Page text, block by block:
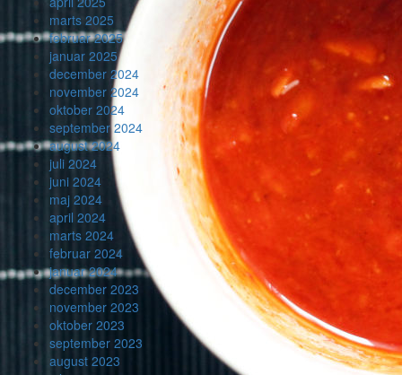
marts 2025
februar 2025
januar 2025
december 2024
november 2024
oktober 2024
september 2024
august 2024
juli 2024
juni 2024
maj 2024
april 2024
marts 2024
februar 2024
januar 2024
december 2023
november 2023
oktober 2023
september 2023
august 2023